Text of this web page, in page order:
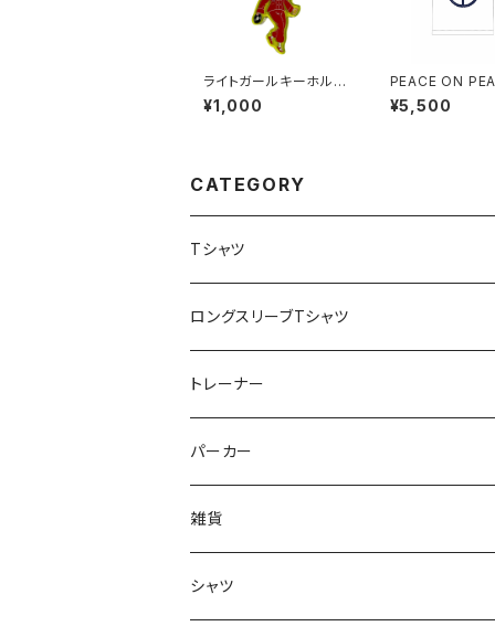
ライトガールキーホルダ
ー asuka ando ver.
¥1,000
PEACE ON
ee
¥5,500
CATEGORY
Tシャツ
ロングスリーブTシャツ
トレーナー
パーカー
雑貨
シャツ